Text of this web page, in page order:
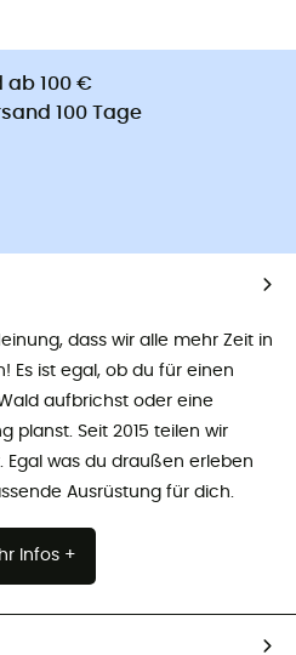
ab 100 €
100 Tage
dass wir alle mehr Zeit in
Es ist egal, ob du für einen
aufbrichst oder eine
planst. Seit 2015 teilen wir
Egal was du draußen erleben
Ausrüstung für dich.
Infos +